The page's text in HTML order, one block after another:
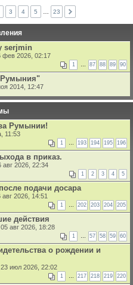
3 4 5 23
serjmin
фев 2026, 02:17
1 … 87 88 89 90
2014, 12:47
Румынии!
11:53
1 … 193 194 195 196
в приказ.
авг 2026, 22:34
1 2 3 4 5
подачи досара
авг 2026, 14:51
1 … 202 203 204 205
действия
05 авг 2026, 18:28
1 … 57 58 59 60
о рождении и
23 июл 2026, 22:02
1 … 217 218 219 220